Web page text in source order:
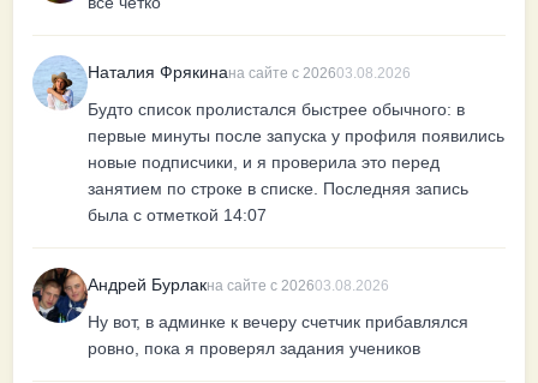
Наталия Фрякинана сайте с 202603.08.2026
Будто список пролистался быстрее обычного: в
первые минуты после запуска у профиля появились
новые подписчики, и я проверила это перед
занятием по строке в списке. Последняя запись
была с отметкой 14:07
Андрей Бурлакна сайте с 202603.08.2026
Ну вот, в админке к вечеру счетчик прибавлялся
ровно, пока я проверял задания учеников